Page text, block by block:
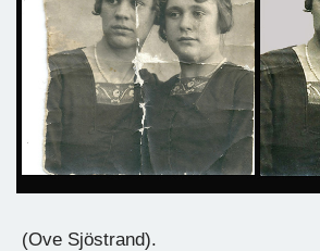
(Ove Sjöstrand).